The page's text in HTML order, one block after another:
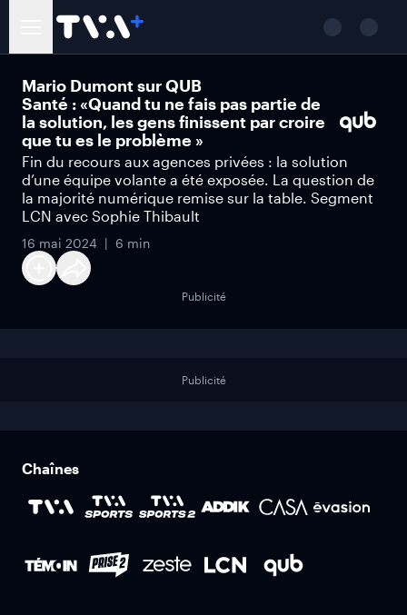
Mario Dumont sur QUB
Santé : «Quand tu ne fais pas partie de
la solution, les gens finissent par croire
que tu es le problème »
Fin du recours aux agences privées : la solution
d’une équipe volante a été exposée. La question de
la majorité numérique remise sur la table. Segment
LCN avec Sophie Thibault
16 mai 2024 6 min
Publicité
Publicité
Chaînes